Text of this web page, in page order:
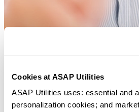
Cookies at ASAP Utilities
ASAP Utilities uses: essential and
personalization cookies; and
Herramientas prácticas que muchos
Ahorra tiempo en Excel.